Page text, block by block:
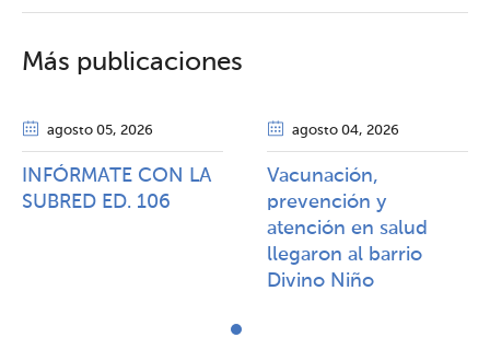
Más publicaciones
agosto 05, 2026
INFÓRMATE CON LA
SUBRED ED. 106
agosto 04, 2026
Vacunación,
prevención y
atención en salud
llegaron al barrio
Divino Niño